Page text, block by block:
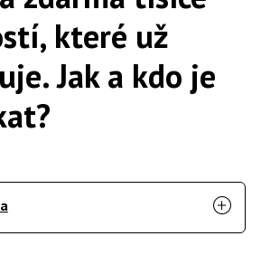
které už
Jak a kdo je